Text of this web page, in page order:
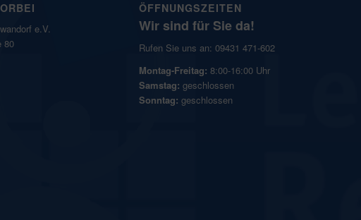
e.V.
80
ÖFFNUNGSZEITEN
Wir sind für Sie da!
Rufen Sie uns an: 09431 471-602
Montag-Freitag: 8:00-16:00 Uhr
Samstag: geschlossen
Sonntag: geschlossen